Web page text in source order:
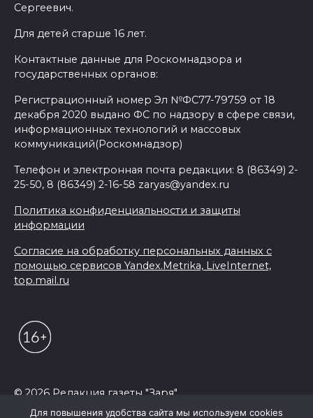
Сергеевич.
Для детей старше 16 лет.
Контактные данные для Роскомнадзора и
государственных органов:
Регистрационный номер Эл №ФС77-79759 от 18
декабря 2020 выдано ФС по надзору в сфере связи,
информационных технологий и массовых
коммуникаций(Роскомнадзор)
Телефон и электронная почта редакции: 8 (86349) 2-
25-50, 8 (86349) 2-16-58 zaryas@yandex.ru
Политика конфиденциальности и защиты
информации
Согласие на обработку персональных данных с
помощью сервисов Yandex.Metrika, LiveInternet,
top.mail.ru
© 2026 Редакция газеты "Заря"
Для повышения удобства сайта мы используем cookies